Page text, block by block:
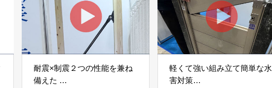
耐震×制震２つの性能を兼ね
備えた
軽くて強い組み立て簡単な水
害対策